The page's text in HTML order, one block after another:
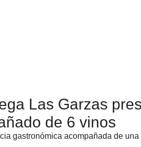
Las Garzas
de 6 vinos
gastronómica acompañada de